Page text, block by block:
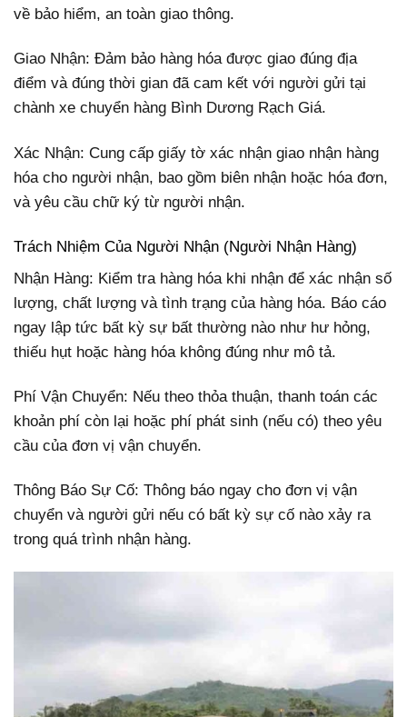
về bảo hiểm, an toàn giao thông.
Giao Nhận: Đảm bảo hàng hóa được giao đúng địa
điểm và đúng thời gian đã cam kết với người gửi tại
chành xe chuyển hàng Bình Dương Rạch Giá.
Xác Nhận: Cung cấp giấy tờ xác nhận giao nhận hàng
hóa cho người nhận, bao gồm biên nhận hoặc hóa đơn,
và yêu cầu chữ ký từ người nhận.
Trách Nhiệm Của Người Nhận (Người Nhận Hàng)
Nhận Hàng: Kiểm tra hàng hóa khi nhận để xác nhận số
lượng, chất lượng và tình trạng của hàng hóa. Báo cáo
ngay lập tức bất kỳ sự bất thường nào như hư hỏng,
thiếu hụt hoặc hàng hóa không đúng như mô tả.
Phí Vận Chuyển: Nếu theo thỏa thuận, thanh toán các
khoản phí còn lại hoặc phí phát sinh (nếu có) theo yêu
cầu của đơn vị vận chuyển.
Thông Báo Sự Cố: Thông báo ngay cho đơn vị vận
chuyển và người gửi nếu có bất kỳ sự cố nào xảy ra
trong quá trình nhận hàng.